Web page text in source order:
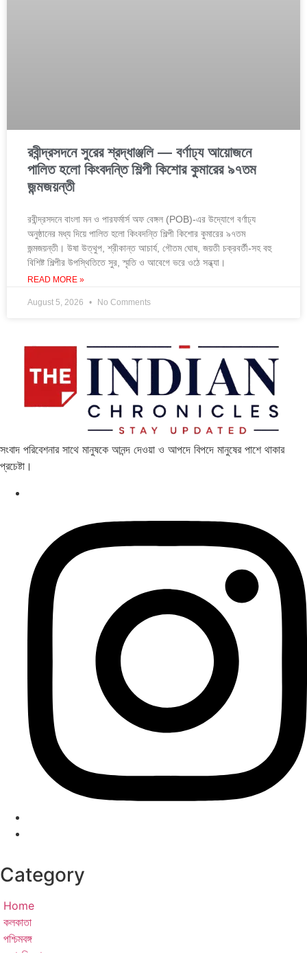
রবীন্দ্রসদনে সুরের শ্রদ্ধাঞ্জলি — বর্ণাঢ্য আয়োজনে
পালিত হলো কিংবদন্তি শিল্পী কিশোর কুমারের ৯৭তম
জন্মজয়ন্তী
রবীন্দ্রসদনে বাংলা মন ও পারফর্মার্স অফ বেঙ্গল (POB)-এর উদ্যোগে বর্ণাঢ্য
অনুষ্ঠানের মধ্য দিয়ে পালিত হলো কিংবদন্তি শিল্পী কিশোর কুমারের ৯৭তম
জন্মজয়ন্তী। উষা উত্থুপ, শ্রীকান্ত আচার্য, গৌতম ঘোষ, জয়তী চক্রবর্তী-সহ বহু
বিশিষ্ট শিল্পীর উপস্থিতিতে সুর, স্মৃতি ও আবেগে ভরে ওঠে সন্ধ্যা।
READ MORE »
August 5, 2026 No Comments
সংবাদ পরিবেশনার সাথে মানুষকে আনন্দ দেওয়া ও আপদে বিপদে মানুষের পাশে থাকার
প্রচেষ্টা।
Category
Home
কলকাতা
পশ্চিমবঙ্গ